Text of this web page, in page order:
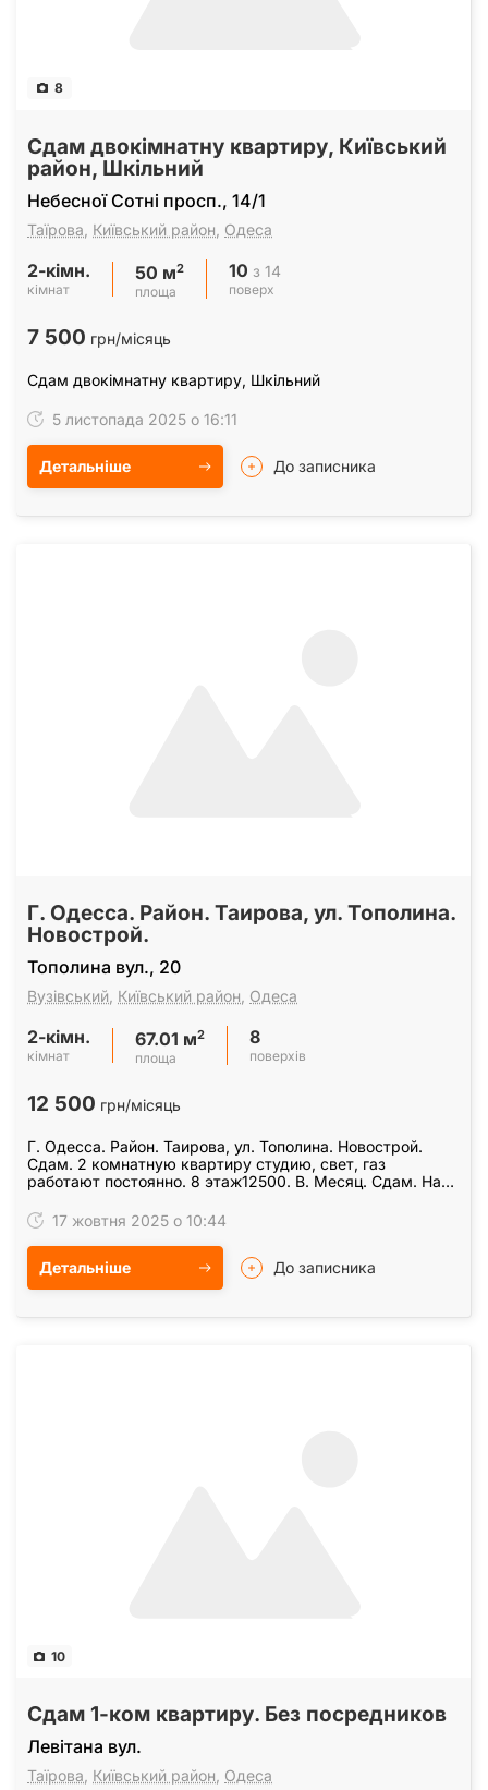
8
Сдам двокімнатну квартиру, Київський
район, Шкільний
Небесної Сотні просп., 14/1
Таїрова Київський район Одеса
2-кімн.
кімнат
50 м2
площа
10 з 14
поверх
7 500 грн/місяць
Сдам двокімнатну квартиру, Шкільний
5 листопада 2025 о 16:11
Детальніше До записника
Г. Одесса. Район. Таирова, ул. Тополина.
Новострой.
Тополина вул., 20
Вузівський Київський район Одеса
2-кімн.
кімнат
67.01 м2
площа
8
поверхів
12 500 грн/місяць
Г. Одесса. Район. Таирова, ул. Тополина. Новострой.
Сдам. 2 комнатную квартиру студию, свет, газ
работают постоянно. 8 этаж12500. В. Месяц. Сдам. На
17 жовтня 2025 о 10:44
Детальніше До записника
10
Сдам 1-ком квартиру. Без посредников
Левітана вул.
Таїрова Київський район Одеса